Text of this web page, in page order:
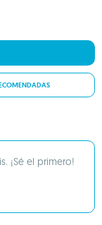
¡Sé el primero!